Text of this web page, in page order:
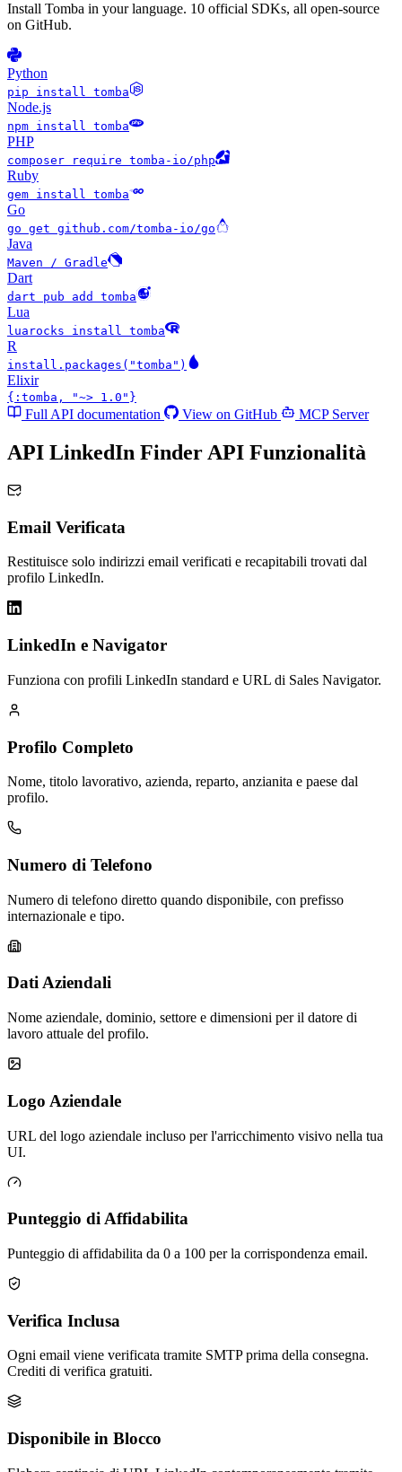
Install Tomba in your language. 10 official SDKs, all open-source
on GitHub.
Python
pip install tomba
Node.js
npm install tomba
PHP
composer require tomba-io/php
Ruby
gem install tomba
Go
go get github.com/tomba-io/go
Java
Maven / Gradle
Dart
dart pub add tomba
Lua
luarocks install tomba
R
install.packages("tomba")
Elixir
{:tomba, "~> 1.0"}
Full API documentation View on GitHub MCP Server
API LinkedIn Finder API Funzionalità
Email Verificata
Restituisce solo indirizzi email verificati e recapitabili trovati dal
profilo LinkedIn.
LinkedIn e Navigator
Funziona con profili LinkedIn standard e URL di Sales Navigator.
Profilo Completo
Nome, titolo lavorativo, azienda, reparto, anzianita e paese dal
profilo.
Numero di Telefono
Numero di telefono diretto quando disponibile, con prefisso
internazionale e tipo.
Dati Aziendali
Nome aziendale, dominio, settore e dimensioni per il datore di
lavoro attuale del profilo.
Logo Aziendale
URL del logo aziendale incluso per l'arricchimento visivo nella tua
UI.
Punteggio di Affidabilita
Punteggio di affidabilita da 0 a 100 per la corrispondenza email.
Verifica Inclusa
Ogni email viene verificata tramite SMTP prima della consegna.
Crediti di verifica gratuiti.
Disponibile in Blocco